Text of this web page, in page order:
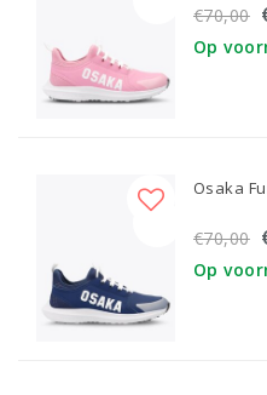
€70,00
Op
Osaka
€70,00
Op